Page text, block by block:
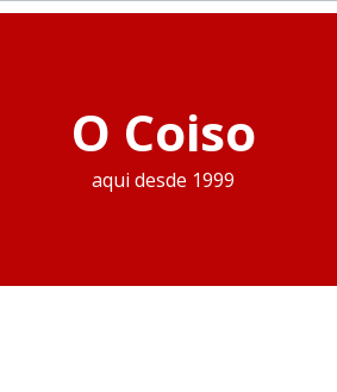
O Coiso
aqui desde 1999